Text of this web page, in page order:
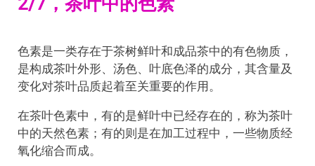
色素是一类存在于茶树鲜叶和成品茶中的有色物质，
是构成茶叶外形、汤色、叶底色泽的成分，其含量及
变化对茶叶品质起着至关重要的作用。
在茶叶色素中，有的是鲜叶中已经存在的，称为茶叶
中的天然色素；有的则是在加工过程中，一些物质经
氧化缩合而成。